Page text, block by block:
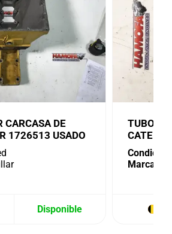
CARCASA DE
1726513 USADO
Disponible
TUBO
Marca: